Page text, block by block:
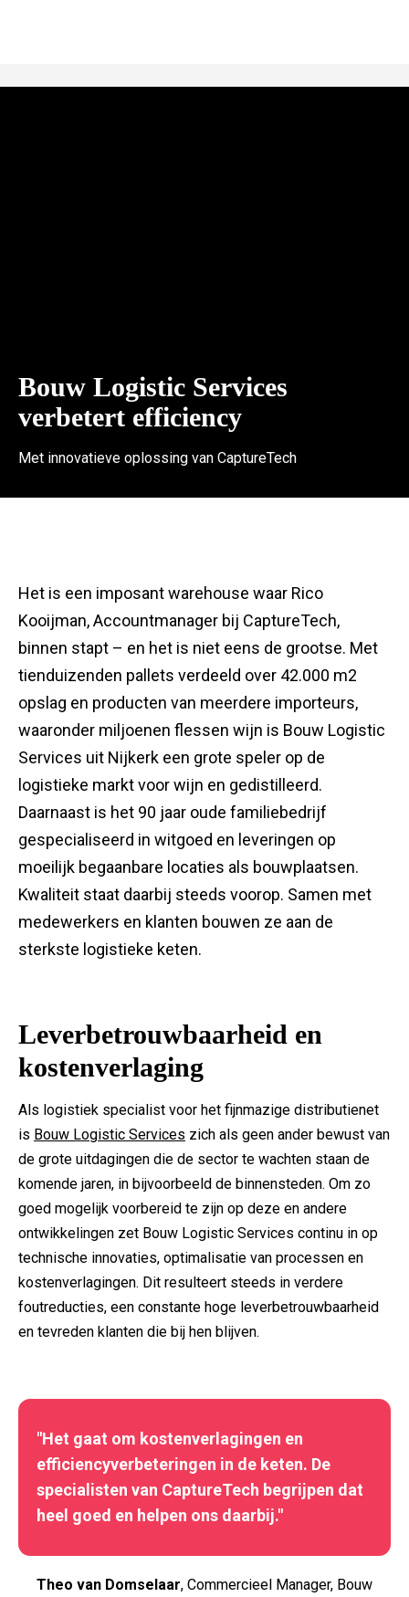
Bouw Logistic Services
verbetert efficiency
Met innovatieve oplossing van CaptureTech
Het is een imposant warehouse waar Rico
Kooijman, Accountmanager bij CaptureTech,
binnen stapt – en het is niet eens de grootse. Met
tienduizenden pallets verdeeld over 42.000 m2
opslag en producten van meerdere importeurs,
waaronder miljoenen flessen wijn is Bouw Logistic
Services uit Nijkerk een grote speler op de
logistieke markt voor wijn en gedistilleerd.
Daarnaast is het 90 jaar oude familiebedrijf
gespecialiseerd in witgoed en leveringen op
moeilijk begaanbare locaties als bouwplaatsen.
Kwaliteit staat daarbij steeds voorop. Samen met
medewerkers en klanten bouwen ze aan de
sterkste logistieke keten.
Leverbetrouwbaarheid en
kostenverlaging
Als logistiek specialist voor het fijnmazige distributienet
is Bouw Logistic Services zich als geen ander bewust van
de grote uitdagingen die de sector te wachten staan de
komende jaren, in bijvoorbeeld de binnensteden. Om zo
goed mogelijk voorbereid te zijn op deze en andere
ontwikkelingen zet Bouw Logistic Services continu in op
technische innovaties, optimalisatie van processen en
kostenverlagingen. Dit resulteert steeds in verdere
foutreducties, een constante hoge leverbetrouwbaarheid
en tevreden klanten die bij hen blijven.
"Het gaat om kostenverlagingen en
efficiencyverbeteringen in de keten. De
specialisten van CaptureTech begrijpen dat
heel goed en helpen ons daarbij."
Theo van Domselaar, Commercieel Manager, Bouw